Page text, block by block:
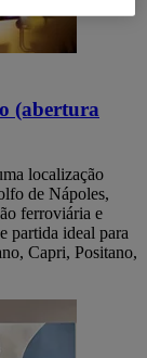
(abertura
localização
de Nápoles,
ferroviária e
partida ideal para
Capri, Positano,